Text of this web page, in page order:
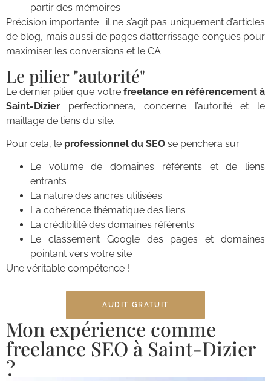
partir des mémoires
Précision importante : il ne s’agit pas uniquement d’articles
de blog, mais aussi de pages d’atterrissage conçues pour
maximiser les conversions et le CA.
Le pilier "autorité"
Le dernier pilier que votre freelance en référencement à
Saint-Dizier perfectionnera, concerne l’autorité et le
maillage de liens du site.
Pour cela, le professionnel du SEO se penchera sur :
Le volume de domaines référents et de liens
entrants
La nature des ancres utilisées
La cohérence thématique des liens
La crédibilité des domaines référents
Le classement Google des pages et domaines
pointant vers votre site
Une véritable compétence !
AUDIT GRATUIT
Mon expérience comme
freelance SEO à Saint-Dizier
?